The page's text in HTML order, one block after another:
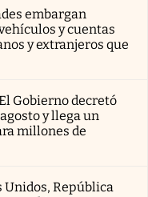
embargan
y cuentas
y extranjeros que
Gobierno decretó
y llega un
millones de
Unidos, República